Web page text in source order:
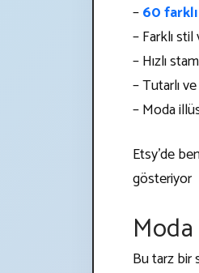
–60
– Farklı
– Hızlı
– Tutarlı
– Moda
Etsy’de
gösteriyor
Bu tarz bir